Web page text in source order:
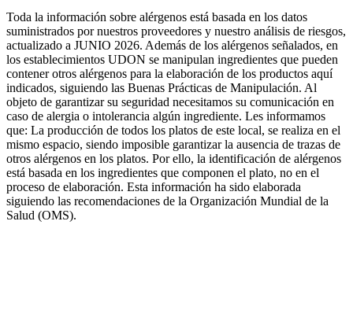
Toda la información sobre alérgenos está basada en los datos
suministrados por nuestros proveedores y nuestro análisis de riesgos,
actualizado a JUNIO 2026. Además de los alérgenos señalados, en
los establecimientos UDON se manipulan ingredientes que pueden
contener otros alérgenos para la elaboración de los productos aquí
indicados, siguiendo las Buenas Prácticas de Manipulación. Al
objeto de garantizar su seguridad necesitamos su comunicación en
caso de alergia o intolerancia algún ingrediente. Les informamos
que: La producción de todos los platos de este local, se realiza en el
mismo espacio, siendo imposible garantizar la ausencia de trazas de
otros alérgenos en los platos. Por ello, la identificación de alérgenos
está basada en los ingredientes que componen el plato, no en el
proceso de elaboración. Esta información ha sido elaborada
siguiendo las recomendaciones de la Organización Mundial de la
Salud (OMS).